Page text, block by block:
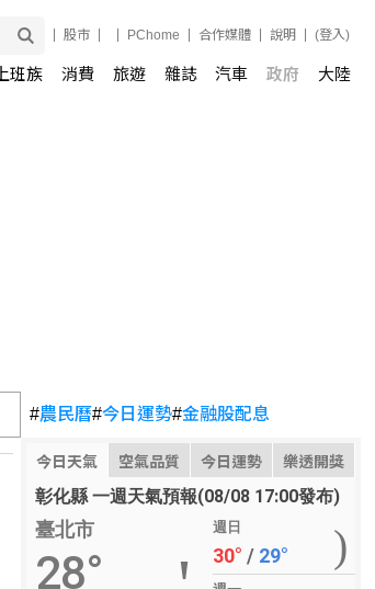
股市 PChome 合作媒體 說明 (登入)
上班族 消費 旅遊 雜誌 汽車 政府 大陸
#農民曆#今日運勢#金融股配息
今日天氣 空氣品質 今日運勢 樂透開獎
彰化縣 一週天氣預報(08/08 17:00發布)
臺北市
28°
週日
30° / 29°